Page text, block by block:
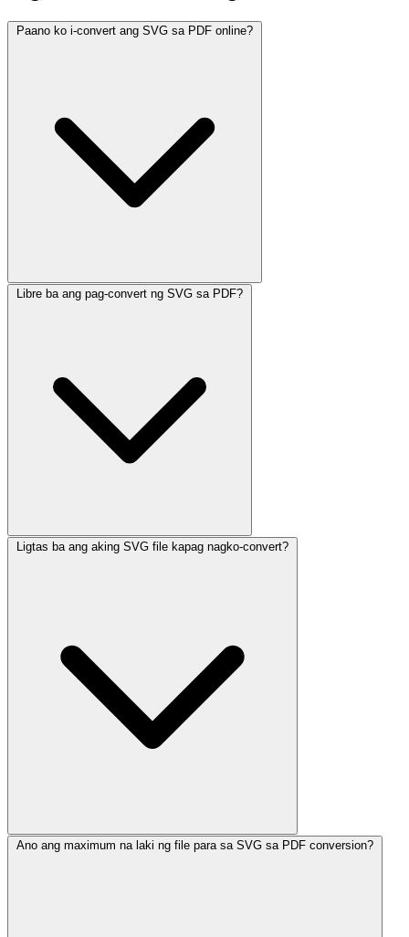
Paano ko i-convert ang SVG sa PDF online?
Libre ba ang pag-convert ng SVG sa PDF?
Ligtas ba ang aking SVG file kapag nagko-convert?
Ano ang maximum na laki ng file para sa SVG sa PDF conversion?